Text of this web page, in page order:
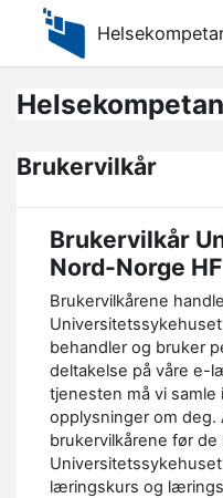
Gå til hovedinnhold
Brukervilkår
Brukervilkår
Nord-Norge HF
Brukervilkårene
behandler og bruker
deltakelse på våre e-
tjenesten må vi
opplysninger om deg.
brukervilkårene før
læringskurs og